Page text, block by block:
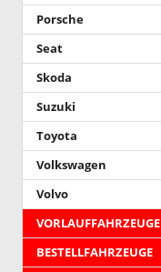
Porsche
Seat
Skoda
Suzuki
Toyota
Volkswagen
Volvo
VORLAUFFAHRZEUGE
BESTELLFAHRZEUGE